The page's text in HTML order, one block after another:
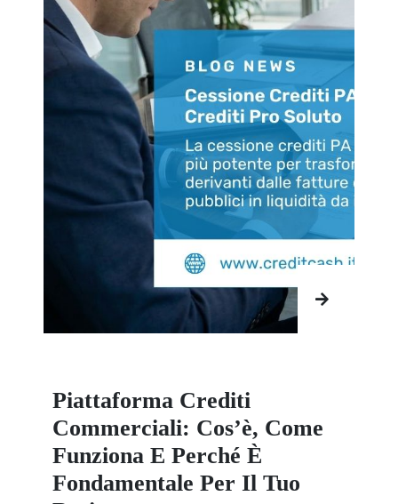
Piattaforma Crediti
Commerciali: Cos’è, Come
Funziona E Perché È
Fondamentale Per Il Tuo